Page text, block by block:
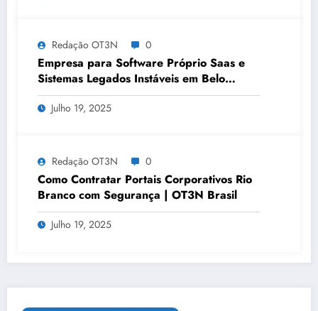
Redação OT3N 0
Empresa para Software Próprio Saas e
Sistemas Legados Instáveis em Belo
Horizonte | OT3N Brasil – Guia 3449
Julho 19, 2025
Redação OT3N 0
Como Contratar Portais Corporativos Rio
Branco com Segurança | OT3N Brasil
Julho 19, 2025